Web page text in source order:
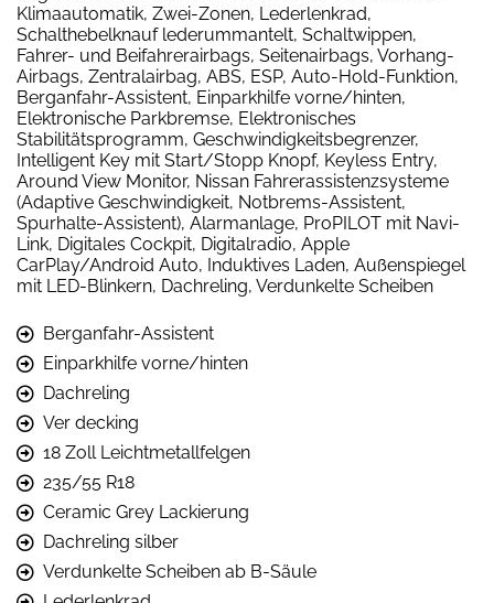
Klimaautomatik, Zwei-Zonen, Lederlenkrad,
Schalthebelknauf lederummantelt, Schaltwippen,
Fahrer- und Beifahrerairbags, Seitenairbags, Vorhang-
Airbags, Zentralairbag, ABS, ESP, Auto-Hold-Funktion,
Berganfahr-Assistent, Einparkhilfe vorne/hinten,
Elektronische Parkbremse, Elektronisches
Stabilitätsprogramm, Geschwindigkeitsbegrenzer,
Intelligent Key mit Start/Stopp Knopf, Keyless Entry,
Around View Monitor, Nissan Fahrerassistenzsysteme
(Adaptive Geschwindigkeit, Notbrems-Assistent,
Spurhalte-Assistent), Alarmanlage, ProPILOT mit Navi-
Link, Digitales Cockpit, Digitalradio, Apple
CarPlay/Android Auto, Induktives Laden, Außenspiegel
mit LED-Blinkern, Dachreling, Verdunkelte Scheiben
Berganfahr-Assistent
Einparkhilfe vorne/hinten
Dachreling
Ver decking
18 Zoll Leichtmetallfelgen
235/55 R18
Ceramic Grey Lackierung
Dachreling silber
Verdunkelte Scheiben ab B-Säule